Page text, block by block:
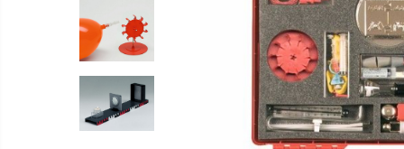
Imprimante si Multifunctionale
Imprimante si Scanere 3D
Imprimante 3D
Creioane 3D
Accesorii 3D